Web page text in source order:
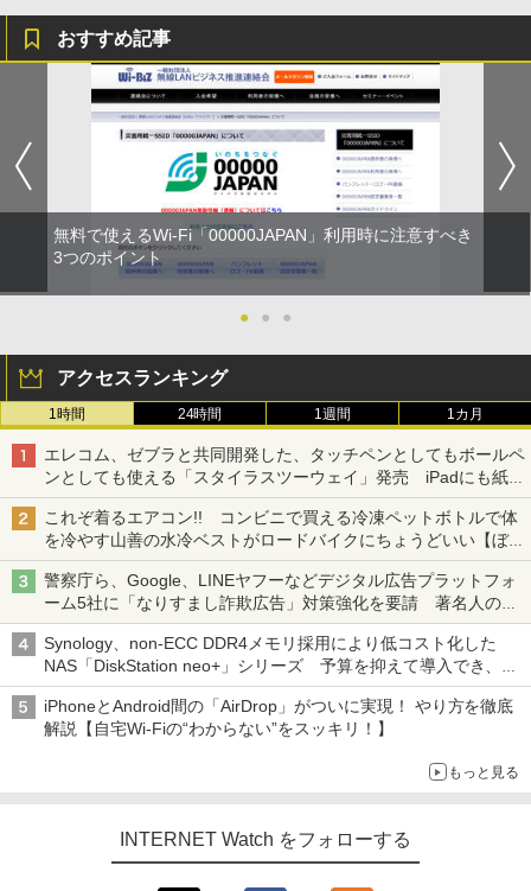
おすすめ記事
無料で使えるWi-Fi「00000JAPAN」利用時に注意すべき
3つのポイント
● ● ●
アクセスランキング
1時間 24時間 1週間 1カ月
エレコム、ゼブラと共同開発した、タッチペンとしてもボールペ
ンとしても使える「スタイラスツーウェイ」発売 iPadにも紙に
も、持ち替えずに書き込める
これぞ着るエアコン!! コンビニで買える冷凍ペットボトルで体
を冷やす山善の水冷ベストがロードバイクにちょうどいい【ぼっ
ち・ざ・ろーど！その14】【空いた時間でなにしてる？】
警察庁ら、Google、LINEヤフーなどデジタル広告プラットフォ
ーム5社に「なりすまし詐欺広告」対策強化を要請 著名人の写
真や映像を使った投資詐欺などへの対策として
Synology、non-ECC DDR4メモリ採用により低コスト化した
NAS「DiskStation neo+」シリーズ 予算を抑えて導入でき、
ECCメモリへのアップグレードも可能
iPhoneとAndroid間の「AirDrop」がついに実現！ やり方を徹底
解説【自宅Wi-Fiの“わからない”をスッキリ！】
もっと見る
INTERNET Watch をフォローする